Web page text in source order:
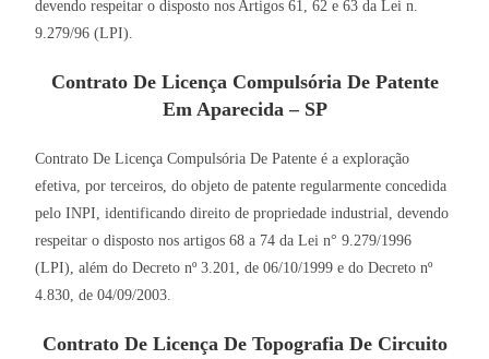
devendo respeitar o disposto nos Artigos 61, 62 e 63 da Lei n.
9.279/96 (LPI).
Contrato De Licença Compulsória De Patente
Em Aparecida – SP
Contrato De Licença Compulsória De Patente é a exploração
efetiva, por terceiros, do objeto de patente regularmente concedida
pelo INPI, identificando direito de propriedade industrial, devendo
respeitar o disposto nos artigos 68 a 74 da Lei n° 9.279/1996
(LPI), além do Decreto nº 3.201, de 06/10/1999 e do Decreto nº
4.830, de 04/09/2003.
Contrato De Licença De Topografia De Circuito